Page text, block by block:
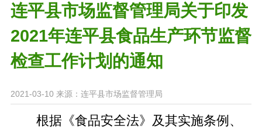
连平县市场监督管理局关于印发
2021年连平县食品生产环节监督
检查工作计划的通知
2021-03-10 来源：连平县市场监督管理局
根据《食品安全法》及其实施条例、